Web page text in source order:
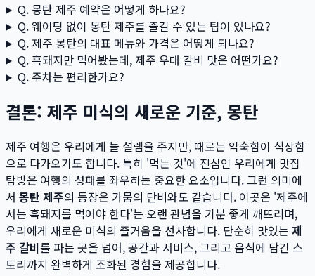
Q. 몽탄 제주 예약은 어떻게 하나요?
Q. 웨이팅 없이 몽탄 제주를 즐길 수 있는 팁이 있나요?
Q. 제주 몽탄의 대표 메뉴와 가격은 어떻게 되나요?
Q. 흑돼지만 먹어봤는데, 제주 우대 갈비 맛은 어떤가요?
Q. 주차는 편리한가요?
결론: 제주 미식의 새로운 기준, 몽탄
제주 여행은 우리에게 늘 설렘을 주지만, 때로는 익숙함이 식상함
으로 다가오기도 합니다. 특히 '먹는 것'에 진심인 우리에게 맛집
탐방은 여행의 성패를 좌우하는 중요한 요소입니다. 그런 의미에
서 몽탄 제주의 등장은 가뭄의 단비와도 같습니다. 이곳은 '제주에
서는 흑돼지를 먹어야 한다'는 오랜 관념을 기분 좋게 깨뜨리며,
우리에게 새로운 미식의 즐거움을 선사합니다. 단순히 맛있는 제
주 갈비를 파는 곳을 넘어, 공간과 서비스, 그리고 음식에 담긴 스
토리까지 완벽하게 조화된 경험을 제공합니다.